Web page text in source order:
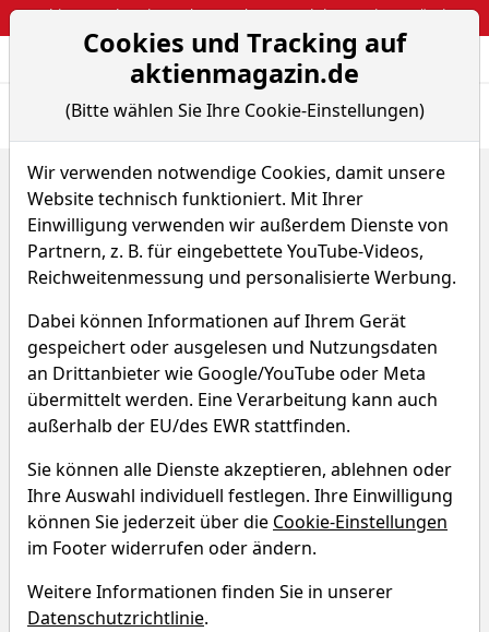
Webinar: So kassierst du trotzdem attraktive Optionsprämien
Aktien- und
Home Aktien
Sin Heng Heavy Machinery Ltd.
Chart-Tool
Sin Heng Heavy Machinery
Aktie
Watchlist WKN A1430M
Sin Heng Heavy Machinery Chart
HEAVY MACH.LTD eine Rendite von -21,4% erzielt – und
hat damit den Vergleichsindex um -29,9%
Cookies und Tracking auf
aktienmagazin.de
(Bitte wählen Sie Ihre Cookie-Einstellungen)
Wir verwenden notwendige Cookies, damit unsere
Website technisch funktioniert. Mit Ihrer
Einwilligung verwenden wir außerdem Dienste von
Partnern, z. B. für eingebettete YouTube-Videos,
Reichweitenmessung und personalisierte Werbung.
Dabei können Informationen auf Ihrem Gerät
gespeichert oder ausgelesen und Nutzungsdaten
an Drittanbieter wie Google/YouTube oder Meta
übermittelt werden. Eine Verarbeitung kann auch
außerhalb der EU/des EWR stattfinden.
Sie können alle Dienste akzeptieren, ablehnen oder
Ihre Auswahl individuell festlegen. Ihre Einwilligung
können Sie jederzeit über die Cookie-Einstellungen
im Footer widerrufen oder ändern.
Weitere Informationen finden Sie in unserer
Datenschutzrichtlinie.